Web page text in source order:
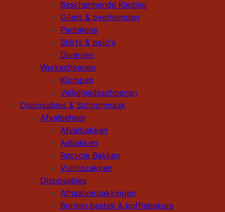
Beschermende Kleding
Gilets & overhemden
Pantalons
Shirts & polo's
Diversen
Werkschoenen
Klompen
Veiligheidsschoenen
Disposables & Schoonmaak
Afvalbeheer
Afvalbakken
Asbakken
Recycle Bakken
Vuilniszakken
Disposables
Afhaalverpakkingen
Borden bestek & koffiebekers